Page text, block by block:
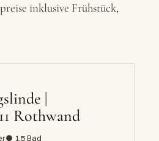
inklusive Frühstück,
|
Rothwand
● 1.5 Bad